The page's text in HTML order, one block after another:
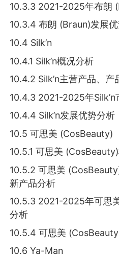
10.3.3 2021-2025年布朗
10.3.4 布朗 (Braun)发展
10.4 Silk’n
10.4.1 Silk’n概况分析
10.4.2 Silk’n主营产品、
10.4.3 2021-2025年Silk’n
10.4.4 Silk’n发展优势分析
10.5 可思美 (CosBeauty)
10.5.1 可思美
10.5.2 可思美
新产品分析
10.5.3 2021-2025年可思
分析
10.5.4 可思美
10.6 Ya-Man